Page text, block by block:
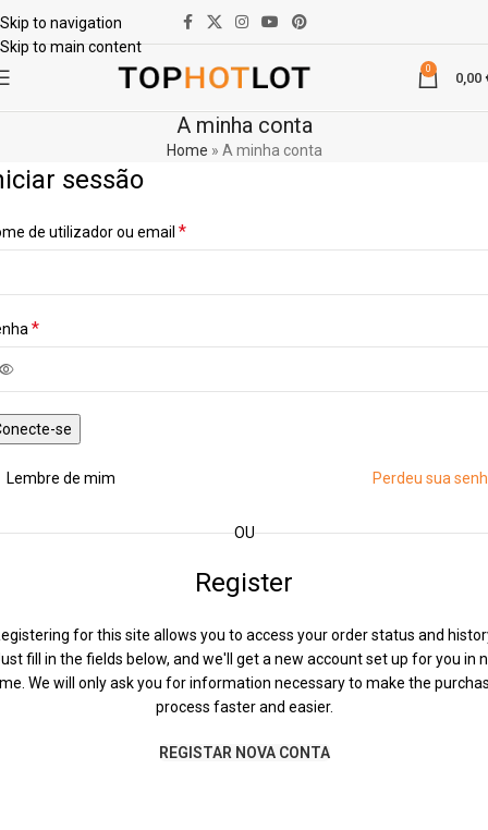
Skip to navigation
Skip to main content
0
0,00
A minha conta
Home » A minha conta
sessão
de utilizador ou email *
*
se
Perdeu sua
Lembre de mim
OU
Register
for this site allows you to access your order status and
fill in the fields below, and we'll get a new account set up for you in
We will only ask you for information necessary to make the
process faster and easier.
REGISTAR NOVA CONTA